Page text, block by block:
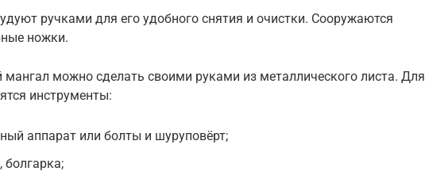
ручками для его удобного снятия и очистки. Сооружаются
ножки.
можно сделать своими руками из металлического листа. Для
инструменты:
аппарат или болты и шуруповёрт;
болгарка;